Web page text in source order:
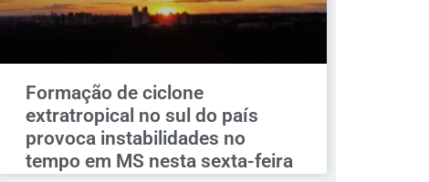
Formação de ciclone
extratropical no sul do país
provoca instabilidades no
tempo em MS nesta sexta-feira